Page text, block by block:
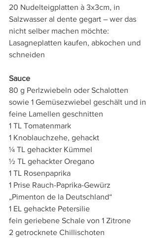
20 Nudelteigplatten à 3x3cm, in
Salzwasser al dente gegart – wer das
nicht selber machen möchte:
Lasagneplatten kaufen, abkochen und
schneiden
Sauce
80 g Perlzwiebeln oder Schalotten
sowie 1 Gemüsezwiebel geschält und in
feine Lamellen geschnitten
1 TL Tomatenmark
1 Knoblauchzehe, gehackt
¼ TL gehackter Kümmel
½ TL gehackter Oregano
1 TL Rosenpaprika
1 Prise Rauch-Paprika-Gewürz
„Pimenton de la Deutschland“
1 EL gehackte Petersilie
fein geriebene Schale von 1 Zitrone
2 getrocknete Chillischoten